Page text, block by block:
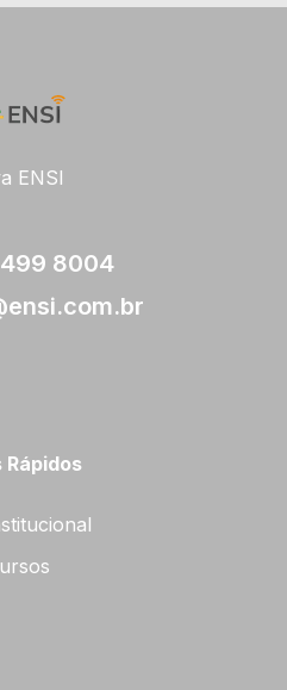
ENSI
8004
Rápidos